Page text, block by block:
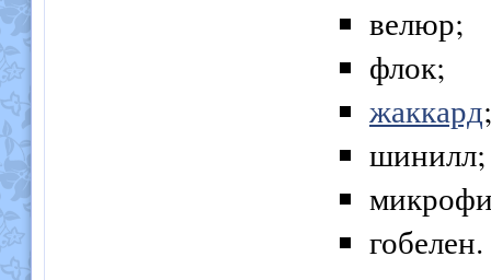
велюр;
флок;
жаккард;
шинилл;
гобелен.